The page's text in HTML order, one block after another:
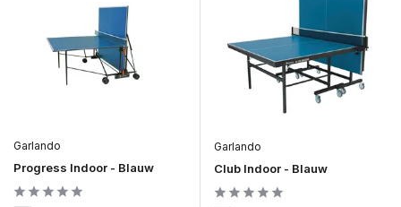
Garlando
Progress Indoor - Blauw
Garlando
Club Indoor - Blauw